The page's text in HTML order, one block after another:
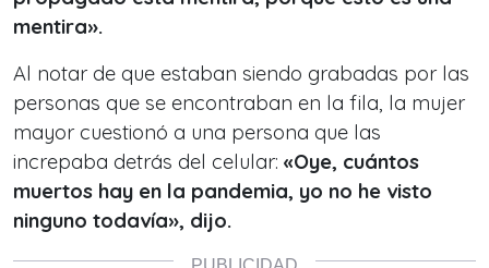
mentira».
Al notar de que estaban siendo grabadas por las
personas que se encontraban en la fila, la mujer
mayor cuestionó a una persona que las
increpaba detrás del celular: «Oye, cuántos
muertos hay en la pandemia, yo no he visto
ninguno todavía», dijo.